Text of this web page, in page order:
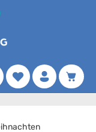
Merkzettel